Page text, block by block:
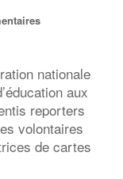
nationale
aux
reporters
volontaires
de cartes